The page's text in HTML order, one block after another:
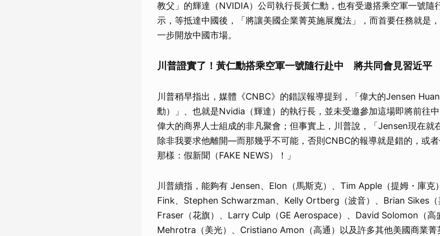
教父」的輝達（NVIDIA）公司執行長黃仁勳，也有受邀搭乘空軍一號隨
示，等抵達中國後，「將讓美國企業菁英施展魔法」，而首要任務就是
一步開放中國市場。
川普證實了！黃仁勳搭乘空軍一號隨行赴中 將共同會見習近平
川普稍早指出，媒體《CNBC》的錯誤報導提到，「偉大的Jensen
勳）」、也就是Nvidia（輝達）的執行長，並未受邀參加這場即將前往
偉大的商界人士組成的非凡聚會；但事實上，川普說，「Jensen現在就
除非我要求他離開—而那幾乎不可能，否則CNBC的報導就是錯的，或
那樣：假新聞（FAKE NEWS）！」
川普續指，能夠有 Jensen、Elon（馬斯克）、Tim Apple（提姆・庫克
Fink、Stephen Schwarzman、Kelly Ortberg（波音）、Brian Sikes
Fraser（花旗）、Larry Culp（GE Aerospace）、David Solomon（高
Mehrotra（美光）、Cristiano Amon（高通）以及許多其他美國商業菁